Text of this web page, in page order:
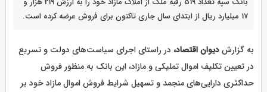
17 میلیارد ریال از ابتدای سال جاری تاکنون برای فروش عرضه کرده است.
به گزارشدیوان اقتصاد، در راستای اجرای سیاست‌های دولت و تسریع
در تعیین تکلیف اموال تملیکی و مازاد، این بانک به منظور فروش
حداکثری دارایی‌های منجمد و تسهیل شرایط فروش اموال مازاد خود بر